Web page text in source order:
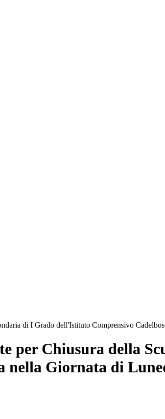
di I Grado dell'Istituto Comprensivo
per Chiusura della
nella Giornata di